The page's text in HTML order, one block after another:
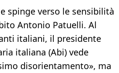
spinge verso le sensibilità
Antonio Patuelli. Al
italiani, il presidente
italiana (Abi) vede
disorientamento», ma